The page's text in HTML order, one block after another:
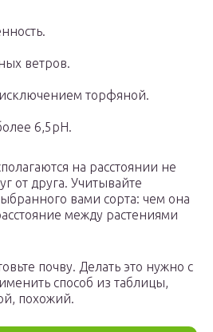
ветров.
торфяной.
6,5pH.
на расстоянии не
от друга. Учитывайте
вами сорта: чем она
между растениями
почву. Делать это нужно с
способ из таблицы,
похожий.